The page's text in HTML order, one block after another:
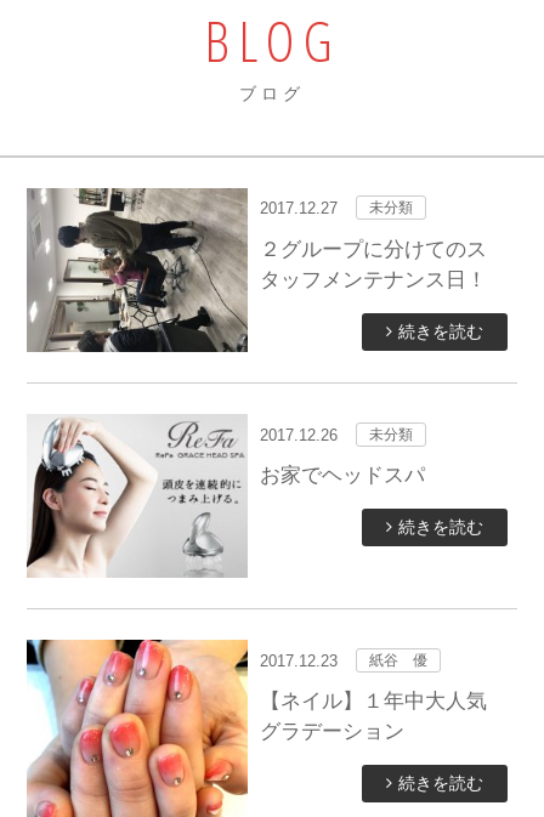
BLOG
ブログ
2017.12.27 未分類
２グループに分けてのス
タッフメンテナンス日！
続きを読む
2017.12.26 未分類
お家でヘッドスパ
続きを読む
2017.12.23 紙谷 優
【ネイル】１年中大人気
グラデーション
続きを読む